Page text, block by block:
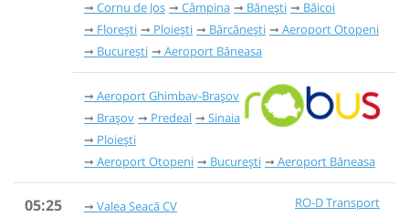
Cornu de Jos
Câmpina Bănești
Băicoi
Florești
Ploiești Bărcănești
Aeroport Otopeni
București
Aeroport Băneasa
Aeroport Ghimbav-Brașov
Brașov
Predeal
Sinaia
Ploiești
Aeroport Otopeni
București Aeroport Băneasa
05:25 RO-D Transport
Valea Seacă CV